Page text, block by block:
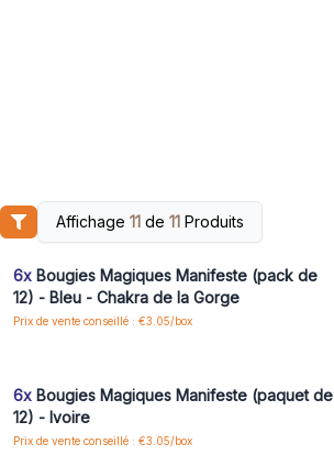
Affichage 11de 11Produits
Connectez-vous ou inscrivez-vous pour accéder
aux prix de gros
6x Bougies Magiques Manifeste (pack de
12) - Bleu - Chakra de la Gorge
Prix de vente conseillé : €3.05/box
6x Bougies Magiques Manifeste (paquet de
12) - Ivoire
Prix de vente conseillé : €3.05/box